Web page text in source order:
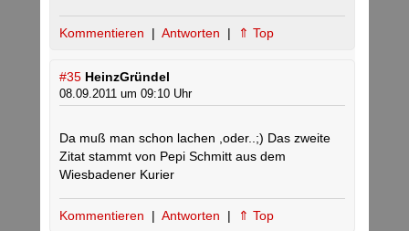
Kommentieren | Antworten | ⇑ Top
#35 HeinzGründel
08.09.2011 um 09:10 Uhr
Da muß man schon lachen ,oder..;) Das zweite
Zitat stammt von Pepi Schmitt aus dem
Wiesbadener Kurier
Kommentieren | Antworten | ⇑ Top